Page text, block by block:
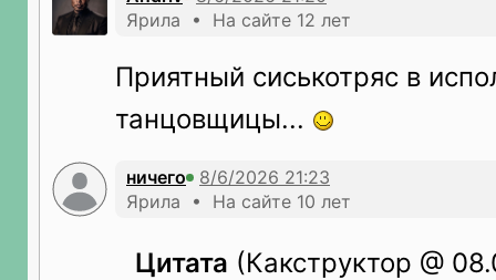
Ярила • На сайте 12 лет
Приятный сиськотряс в
танцовщицы...
ничего
Ярила • На сайте 10 лет
Цитата (Какструктор @